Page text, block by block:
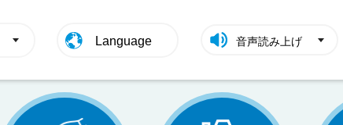
Language 音声読み上げ